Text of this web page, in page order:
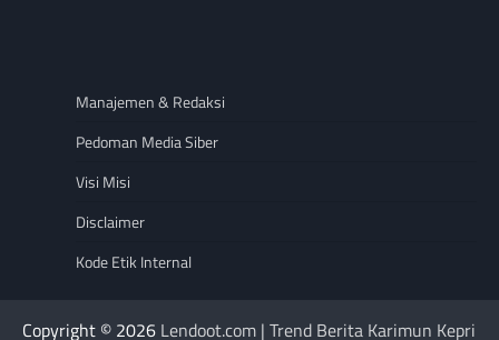
Manajemen & Redaksi
Pedoman Media Siber
Visi Misi
Disclaimer
Kode Etik Internal
Copyright © 2026 Lendoot.com | Trend Berita Karimun Kepri